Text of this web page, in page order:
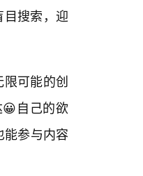
搜索，迎
可能的创
自己的欲
参与内容